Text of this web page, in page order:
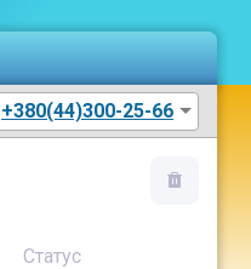
+380(44)300-25-66
Статус